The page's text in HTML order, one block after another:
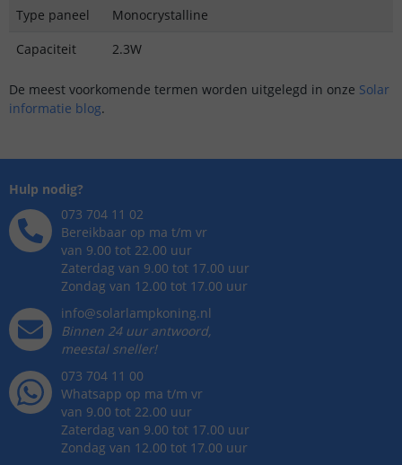
Type paneel
Monocrystalline
Capaciteit
2.3W
De meest voorkomende termen worden uitgelegd in onze Solar
informatie blog.
Hulp nodig?
073 704 11 02
Bereikbaar op ma t/m vr
van 9.00 tot 22.00 uur
Zaterdag van 9.00 tot 17.00 uur
Zondag van 12.00 tot 17.00 uur
info@solarlampkoning.nl
Binnen 24 uur antwoord,
meestal sneller!
073 704 11 00
Whatsapp op ma t/m vr
van 9.00 tot 22.00 uur
Zaterdag van 9.00 tot 17.00 uur
Zondag van 12.00 tot 17.00 uur